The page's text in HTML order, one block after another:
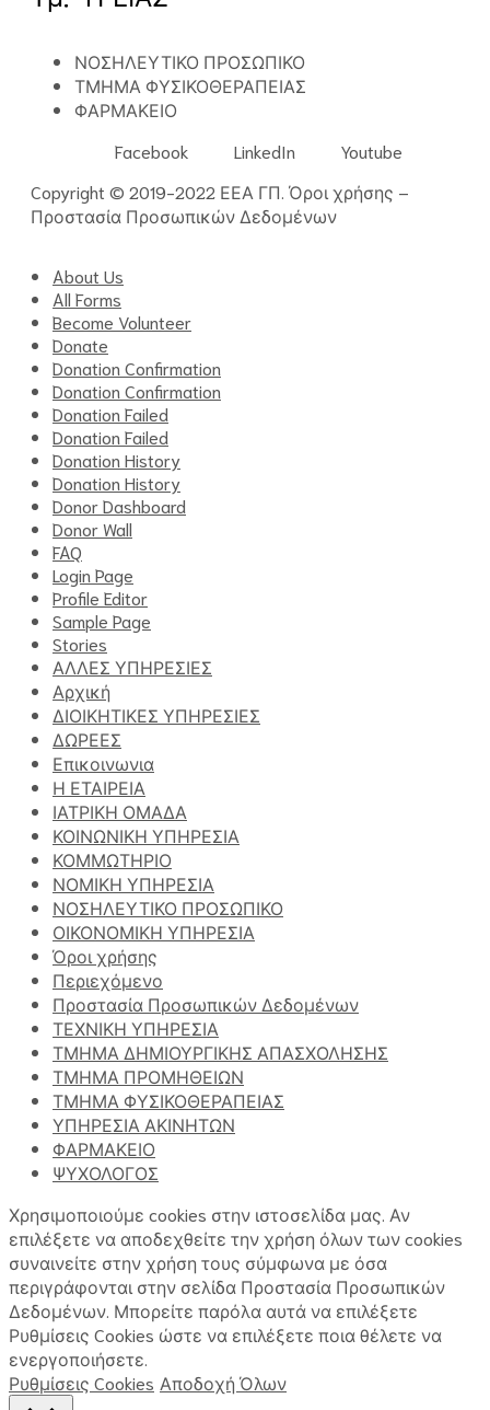
ΝΟΣΗΛΕΥΤΙΚΟ ΠΡΟΣΩΠΙΚΟ
ΤΜΗΜΑ ΦΥΣΙΚΟΘΕΡΑΠΕΙΑΣ
ΦΑΡΜΑΚΕΙΟ
Facebook
LinkedIn
Youtube
Copyright © 2019-2022 ΕΕΑ ΓΠ. Όροι χρήσης –
Προστασία Προσωπικών Δεδομένων
About Us
All Forms
Become Volunteer
Donate
Donation Confirmation
Donation Confirmation
Donation Failed
Donation Failed
Donation History
Donation History
Donor Dashboard
Donor Wall
FAQ
Login Page
Profile Editor
Sample Page
Stories
ΑΛΛΕΣ ΥΠΗΡΕΣΙΕΣ
Αρχική
ΔΙΟΙΚΗΤΙΚΕΣ ΥΠΗΡΕΣΙΕΣ
ΔΩΡΕΕΣ
Επικοινωνια
Η ΕΤΑΙΡΕΙΑ
ΙΑΤΡΙΚΗ ΟΜΑΔΑ
ΚΟΙΝΩΝΙΚΗ ΥΠΗΡΕΣΙΑ
ΚΟΜΜΩΤΗΡΙΟ
ΝΟΜΙΚΗ ΥΠΗΡΕΣΙΑ
ΝΟΣΗΛΕΥΤΙΚΟ ΠΡΟΣΩΠΙΚΟ
ΟΙΚΟΝΟΜΙΚΗ ΥΠΗΡΕΣΙΑ
Όροι χρήσης
Περιεχόμενο
Προστασία Προσωπικών Δεδομένων
ΤΕΧΝΙΚΗ ΥΠΗΡΕΣΙΑ
ΤΜΗΜΑ ΔΗΜΙΟΥΡΓΙΚΗΣ ΑΠΑΣΧΟΛΗΣΗΣ
ΤΜΗΜΑ ΠΡΟΜΗΘΕΙΩΝ
ΤΜΗΜΑ ΦΥΣΙΚΟΘΕΡΑΠΕΙΑΣ
ΥΠΗΡΕΣΙΑ ΑΚΙΝΗΤΩΝ
ΦΑΡΜΑΚΕΙΟ
ΨΥΧΟΛΟΓΟΣ
Χρησιμοποιούμε cookies στην ιστοσελίδα μας. Αν
επιλέξετε να αποδεχθείτε την χρήση όλων των cookies
συναινείτε στην χρήση τους σύμφωνα με όσα
περιγράφονται στην σελίδα Προστασία Προσωπικών
Δεδομένων. Μπορείτε παρόλα αυτά να επιλέξετε
Ρυθμίσεις Cookies ώστε να επιλέξετε ποια θέλετε να
ενεργοποιήσετε.
Ρυθμίσεις Cookies Αποδοχή Όλων